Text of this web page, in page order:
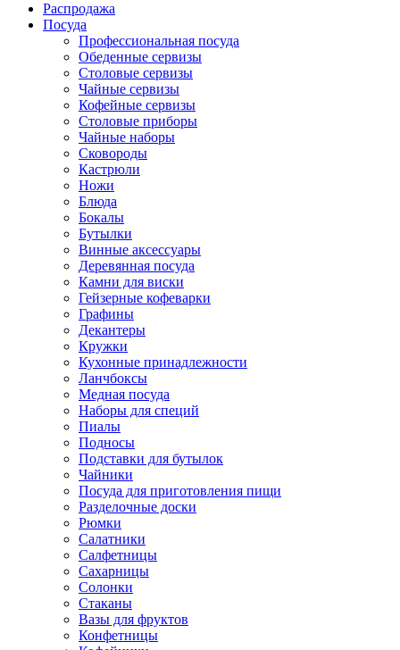
Распродажа
Посуда
Профессиональная посуда
Обеденные сервизы
Столовые сервизы
Чайные сервизы
Кофейные сервизы
Столовые приборы
Чайные наборы
Сковороды
Кастрюли
Ножи
Блюда
Бокалы
Бутылки
Винные аксессуары
Деревянная посуда
Камни для виски
Гейзерные кофеварки
Графины
Декантеры
Кружки
Кухонные принадлежности
Ланчбоксы
Медная посуда
Наборы для специй
Пиалы
Подносы
Подставки для бутылок
Чайники
Посуда для приготовления пищи
Разделочные доски
Рюмки
Салатники
Салфетницы
Сахарницы
Солонки
Стаканы
Вазы для фруктов
Конфетницы